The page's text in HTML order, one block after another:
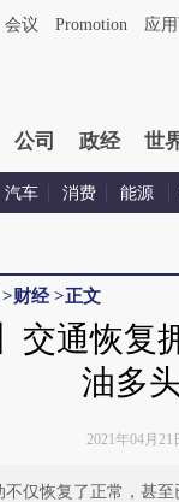
会议 Promotion 应
公司 政经 世
汽车 消费 能源
>财经>正文
交通恢
油多
2021年04月
仅恢复了正常，甚